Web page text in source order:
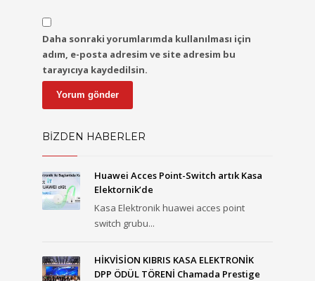
Daha sonraki yorumlarımda kullanılması için
adım, e-posta adresim ve site adresim bu
tarayıcıya kaydedilsin.
BİZDEN HABERLER
Huawei Acces Point-Switch artık Kasa
Elektornik’de
Kasa Elektronik huawei acces point
switch grubu...
HİKVİSİON KIBRIS KASA ELEKTRONİK
DPP ÖDÜL TÖRENİ Chamada Prestige